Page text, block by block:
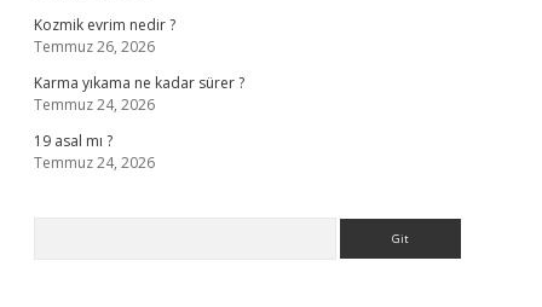
Kozmik evrim nedir ?
Temmuz 26, 2026
Karma yıkama ne kadar sürer ?
Temmuz 24, 2026
19 asal mı ?
Temmuz 24, 2026